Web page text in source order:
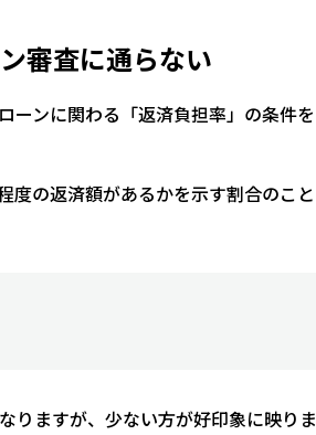
審査に通らない
ーンに関わる「返済負担率」の条件を
度の返済額があるかを示す割合のこと
りますが、少ない方が好印象に映りま